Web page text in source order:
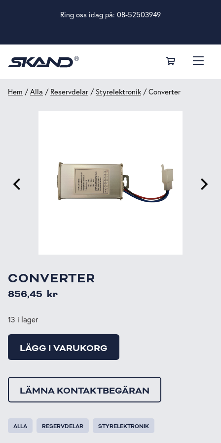
Ring oss idag på: 08-52503949
Hem /Alla / Reservdelar / Styrelektronik / Converter
CONVERTER
856,45 kr
13 i lager
LÄGG I VARUKORG
LÄMNA KONTAKTBEGÄRAN
ALLA RESERVDELAR STYRELEKTRONIK